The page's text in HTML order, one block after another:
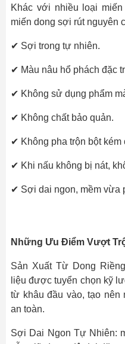
Khác với nhiều loại
miến dong sợi rút nguyên
✔ Sợi trong tự nhiên.
✔ Màu nâu hổ phách đặc
✔ Không sử dụng phẩm
✔ Không chất bảo quản.
✔ Không pha trộn bột
✔ Khi nấu không bị nát,
✔ Sợi dai ngon, mềm vừa
Những Ưu Điểm Vượt
Sản Xuất Từ Dong
liệu được tuyển chọn kỹ
từ khâu đầu vào, tạo
an toàn.
Sợi Dai Ngon Tự Nhiên: